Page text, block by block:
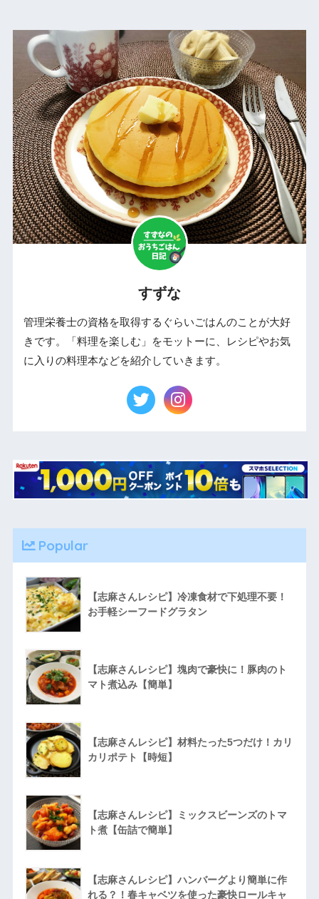
すずな
管理栄養士の資格を取得するぐらいごはんのことが大好
きです。「料理を楽しむ」をモットーに、レシピやお気
に入りの料理本などを紹介していきます。
Popular
【志麻さんレシピ】冷凍食材で下処理不要！
お手軽シーフードグラタン
【志麻さんレシピ】塊肉で豪快に！豚肉のト
マト煮込み【簡単】
【志麻さんレシピ】材料たった5つだけ！カリ
カリポテト【時短】
【志麻さんレシピ】ミックスビーンズのトマ
ト煮【缶詰で簡単】
【志麻さんレシピ】ハンバーグより簡単に作
れる？！春キャベツを使った豪快ロールキャ